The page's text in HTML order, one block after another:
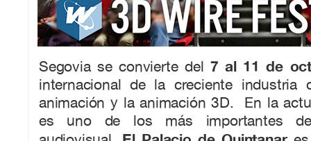
Segovia se convierte del 7 al 11 de
internacional de la creciente industria
animación y la animación 3D. En la
es uno de los más importantes